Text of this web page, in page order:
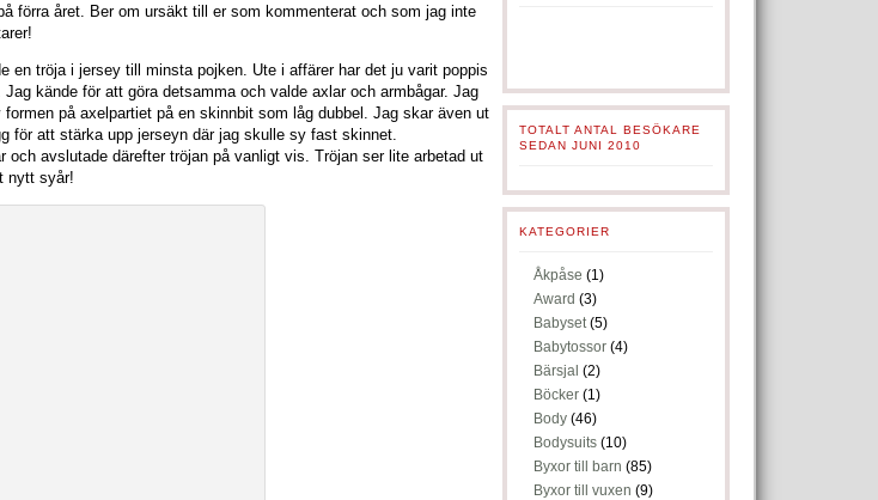
förra året. Ber om ursäkt till er som kommenterat och som jag inte
en tröja i jersey till minsta pojken. Ute i affärer har det ju varit poppis
kände för att göra detsamma och valde axlar och armbågar. Jag
på axelpartiet på en skinnbit som låg dubbel. Jag skar även ut
för att stärka upp jerseyn där jag skulle sy fast skinnet.
avslutade därefter tröjan på vanligt vis. Tröjan ser lite arbetad ut
nytt syår!
TOTALT ANTAL BESÖKARE
SEDAN JUNI 2010
KATEGORIER
Åkpåse (1)
Award (3)
Babyset(5)
Babytossor (4)
Bärsjal (2)
Böcker (1)
Body (46)
Bodysuits (10)
Byxor till barn (85)
Byxor till vuxen (9)